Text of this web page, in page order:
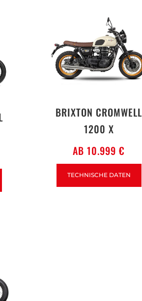
BRIXTON CROMWELL
1200 X
AB 10.999 €
TECHNISCHE DATEN